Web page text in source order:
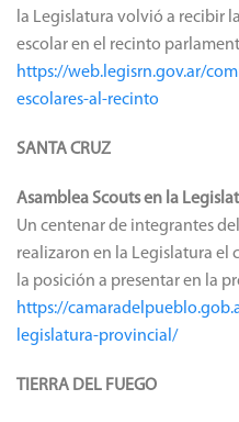
la Legislatura volvió a recibir
escolar en el recinto
https://web.legisrn.gov.ar/
escolares-al-recinto
SANTA CRUZ
Asamblea Scouts en la
Un centenar de integrantes
realizaron en la Legislatura el
la posición a presentar en la
https://
legislatura-provincial/
TIERRA DEL FUEGO